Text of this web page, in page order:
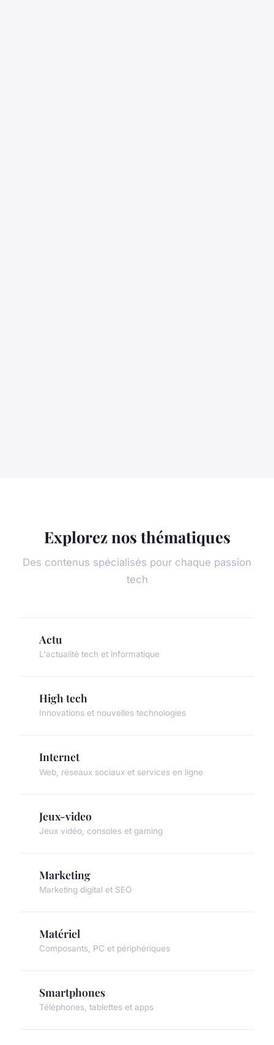
Explorez nos thématiques
Des contenus spécialisés pour chaque passion
tech
Actu
L'actualité tech et informatique
High tech
Innovations et nouvelles technologies
Internet
Web, réseaux sociaux et services en ligne
Jeux-video
Jeux vidéo, consoles et gaming
Marketing
Marketing digital et SEO
Matériel
Composants, PC et périphériques
Smartphones
Téléphones, tablettes et apps